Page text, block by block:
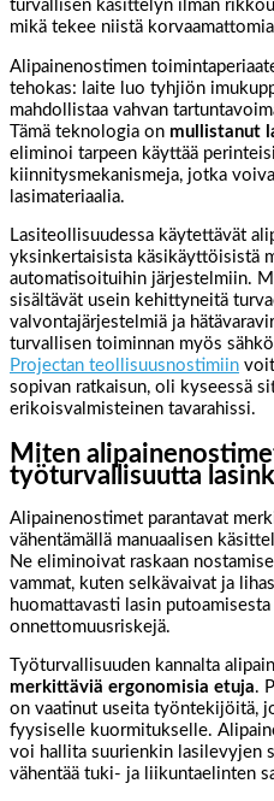
turvallisen käsittelyn ilman
mikä tekee niistä
Alipainenostimen
tehokas: laite luo tyhjiön
mahdollistaa vahvan
Tämä teknologia on mullistanut
eliminoi tarpeen käyttää
kiinnitysmekanismeja, jotka
lasimateriaalia.
Lasiteollisuudessa käytettävät
yksinkertaisista käsikäyttöisistä
automatisoituihin järjestelmiin.
sisältävät usein kehittyneitä
valvontajärjestelmiä ja
turvallisen toiminnan myös
Projectan teollisuusnostimiin
sopivan ratkaisun, oli kyseessä
erikoisvalmisteinen tavarahissi.
Miten
työturvallisuutta
Alipainenostimet parantavat
vähentämällä manuaalisen
Ne eliminoivat raskaan
vammat, kuten selkävaivat ja
huomattavasti lasin
onnettomuusriskejä.
Työturvallisuuden kannalta
merkittäviä ergonomisia etuja.
on vaatinut useita työntekijöitä,
fyysiselle kuormitukselle.
voi hallita suurienkin lasilevyjen
vähentää tuki- ja liikuntaelinten